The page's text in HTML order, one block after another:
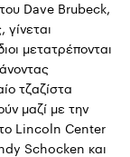
Dave Brubeck,
μετατρέπονται
τζαζίστα
μαζί με την
Lincoln Center
Schocken και